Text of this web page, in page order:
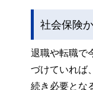
社会保険
退職や転職で
づけていれば
続き必要とな